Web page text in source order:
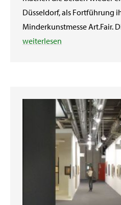
Düsseldorf, als Fortführung
Minderkunstmesse Art.Fair.
weiterlesen